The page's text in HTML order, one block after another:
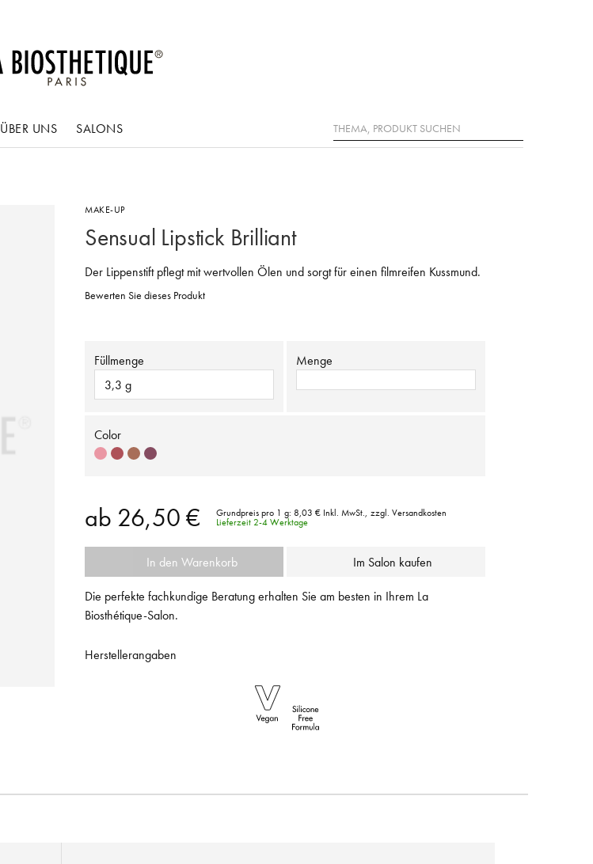
ÜBER UNS SALONS Suche
MAKE-UP
Sensual Lipstick Brilliant
Der Lippenstift pflegt mit wertvollen Ölen und sorgt für einen filmreifen Kussmund.
Bewerten Sie dieses Produkt
Füllmenge
3,3 g
Menge
Color
ab 26,50 € Grundpreis pro 1 g: 8,03 € Inkl. MwSt., zzgl. Versandkosten
Lieferzeit 2-4 Werktage
In den Warenkorb Im Salon kaufen
Die perfekte fachkundige Beratung erhalten Sie am besten in Ihrem La
Biosthétique-Salon.
Herstellerangaben